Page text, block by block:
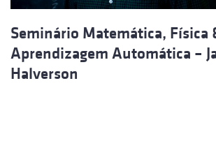
Seminário Matemática, Física
Aprendizagem Automática –
Halverson